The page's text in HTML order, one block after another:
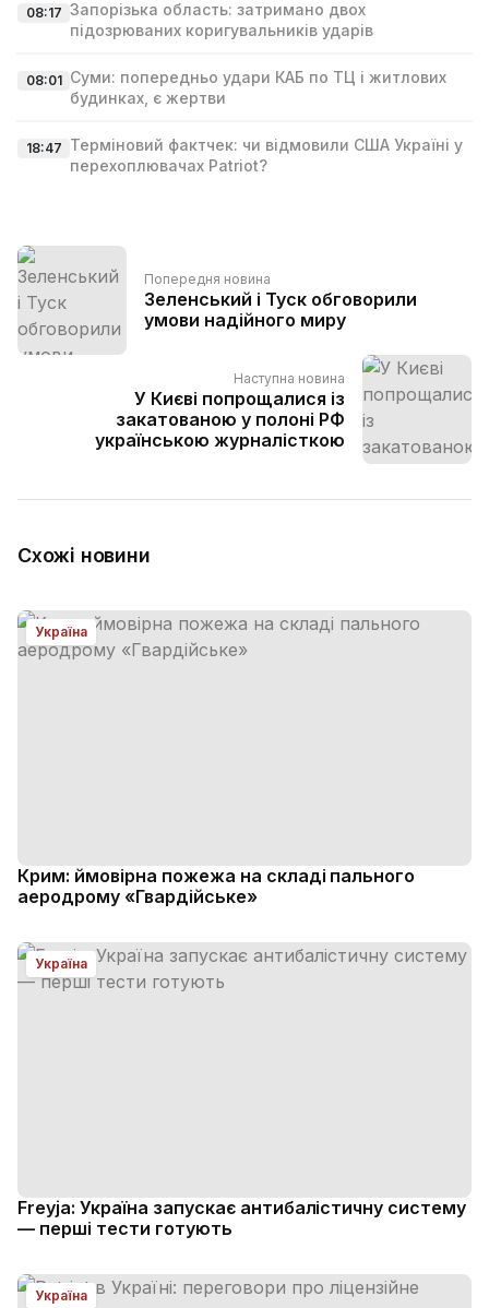
08:17 Запорізька область: затримано двох
підозрюваних коригувальників ударів
08:01 Суми: попередньо удари КАБ по ТЦ і житлових
будинках, є жертви
18:47 Терміновий фактчек: чи відмовили США Україні у
перехоплювачах Patriot?
Попередня новина
Зеленський і Туск обговорили
умови надійного миру
Наступна новина
У Києві попрощалися із
закатованою у полоні РФ
українською журналісткою
Схожі новини
Україна
Крим: ймовірна пожежа на складі пального
аеродрому «Гвардійське»
Україна
Freyja: Україна запускає антибалістичну систему
— перші тести готують
Україна